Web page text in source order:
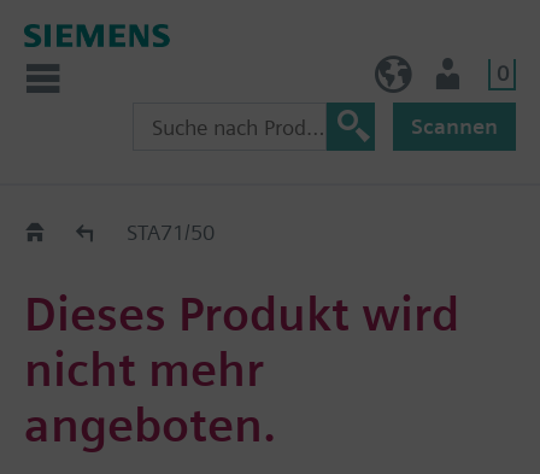
0
Scannen
Austauschhilfe
STA71/50
Dieses Produkt wird
nicht mehr
angeboten.